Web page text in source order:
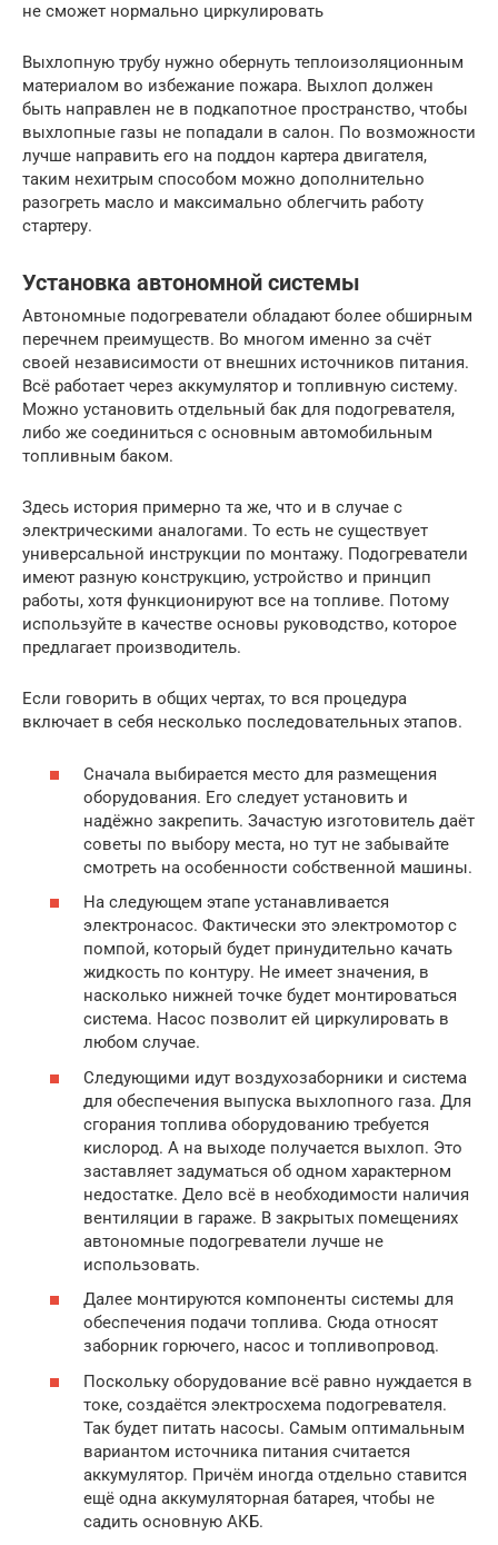
не сможет нормально циркулировать
Выхлопную трубу нужно обернуть теплоизоляционным
материалом во избежание пожара. Выхлоп должен
быть направлен не в подкапотное пространство, чтобы
выхлопные газы не попадали в салон. По возможности
лучше направить его на поддон картера двигателя,
таким нехитрым способом можно дополнительно
разогреть масло и максимально облегчить работу
стартеру.
Установка автономной системы
Автономные подогреватели обладают более обширным
перечнем преимуществ. Во многом именно за счёт
своей независимости от внешних источников питания.
Всё работает через аккумулятор и топливную систему.
Можно установить отдельный бак для подогревателя,
либо же соединиться с основным автомобильным
топливным баком.
Здесь история примерно та же, что и в случае с
электрическими аналогами. То есть не существует
универсальной инструкции по монтажу. Подогреватели
имеют разную конструкцию, устройство и принцип
работы, хотя функционируют все на топливе. Потому
используйте в качестве основы руководство, которое
предлагает производитель.
Если говорить в общих чертах, то вся процедура
включает в себя несколько последовательных этапов.
Сначала выбирается место для размещения
оборудования. Его следует установить и
надёжно закрепить. Зачастую изготовитель даёт
советы по выбору места, но тут не забывайте
смотреть на особенности собственной машины.
На следующем этапе устанавливается
электронасос. Фактически это электромотор с
помпой, который будет принудительно качать
жидкость по контуру. Не имеет значения, в
насколько нижней точке будет монтироваться
система. Насос позволит ей циркулировать в
любом случае.
Следующими идут воздухозаборники и система
для обеспечения выпуска выхлопного газа. Для
сгорания топлива оборудованию требуется
кислород. А на выходе получается выхлоп. Это
заставляет задуматься об одном характерном
недостатке. Дело всё в необходимости наличия
вентиляции в гараже. В закрытых помещениях
автономные подогреватели лучше не
использовать.
Далее монтируются компоненты системы для
обеспечения подачи топлива. Сюда относят
заборник горючего, насос и топливопровод.
Поскольку оборудование всё равно нуждается в
токе, создаётся электросхема подогревателя.
Так будет питать насосы. Самым оптимальным
вариантом источника питания считается
аккумулятор. Причём иногда отдельно ставится
ещё одна аккумуляторная батарея, чтобы не
садить основную АКБ.